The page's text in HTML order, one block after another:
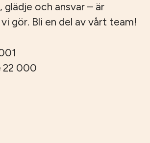
glädje och ansvar – är
gör. Bli en del av vårt team!
22 000